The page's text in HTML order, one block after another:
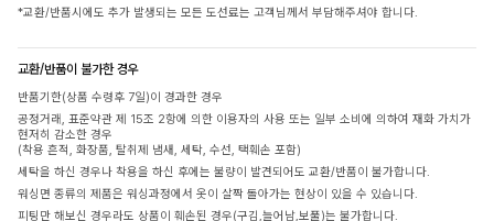
*교환/반품시에도 추가 발생되는 모든 도선료는 고객님께서 부담해주셔야 합니다.
교환/반품이 불가한 경우
반품기한(상품 수령후 7일)이 경과한 경우
공정거래, 표준약관 제 15조 2항에 의한 이용자의 사용 또는 일부 소비에 의하여 재화 가치가
현저히 감소한 경우
(착용 흔적, 화장품, 탈취제 냄새, 세탁, 수선, 택훼손 포함)
세탁을 하신 경우나 착용을 하신 후에는 불량이 발견되어도 교환/반품이 불가합니다.
워싱면 종류의 제품은 워싱과정에서 옷이 살짝 돌아가는 현상이 있을 수 있습니다.
피팅만 해보신 경우라도 상품이 훼손된 경우(구김,늘어남,보풀)는 불가합니다.